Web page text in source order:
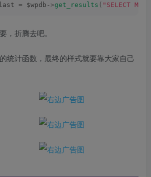
= $wpdb->get_results ( "SELECT
，折腾去吧。
统计函数，最终的样式就要靠大家自己